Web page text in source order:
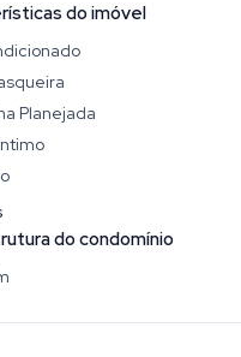
do imóvel
Planejada
do condomínio